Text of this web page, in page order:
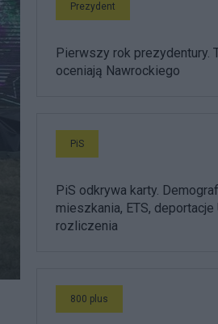
Prezydent
Pierwszy rok prezydentury.
oceniają Nawrockiego
PiS
PiS odkrywa karty.
mieszkania, ETS,
rozliczenia
800 plus